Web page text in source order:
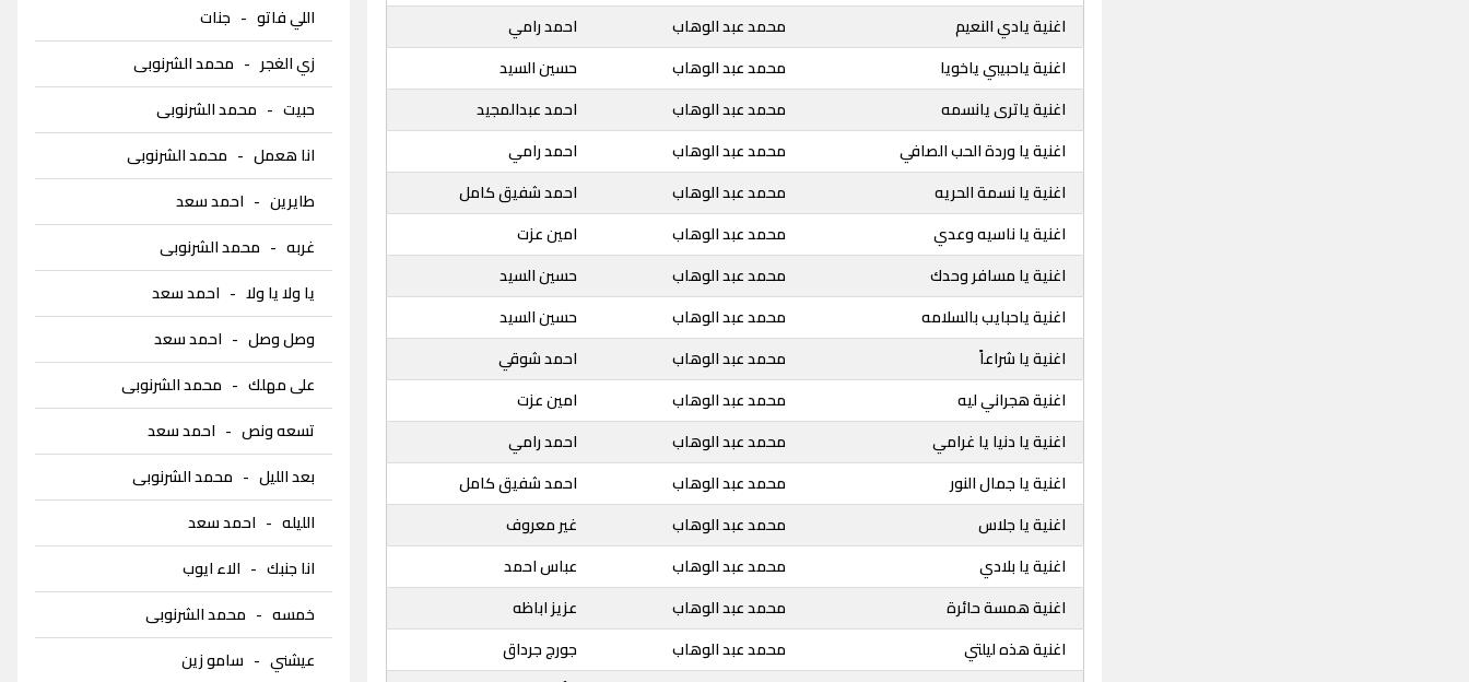
اغنية يادي النعيم
محمد عبد الوهاب
احمد رامي
اغنية ياحبيبي ياخويا
محمد عبد الوهاب
حسين السيد
اغنية ياترى يانسمه
محمد عبد الوهاب
احمد عبدالمجيد
اغنية يا وردة الحب الصافي
محمد عبد الوهاب
احمد رامي
اغنية يا نسمة الحريه
محمد عبد الوهاب
احمد شفيق كامل
اغنية يا ناسيه وعدي
محمد عبد الوهاب
امين عزت
اغنية يا مسافر وحدك
محمد عبد الوهاب
حسين السيد
اغنية ياحبايب بالسلامه
محمد عبد الوهاب
حسين السيد
اغنية يا شراعاً
محمد عبد الوهاب
احمد شوقي
اغنية هجراني ليه
محمد عبد الوهاب
امين عزت
اغنية يا دنيا يا غرامي
محمد عبد الوهاب
احمد رامي
اغنية يا جمال النور
محمد عبد الوهاب
احمد شفيق كامل
اغنية يا جلاس
محمد عبد الوهاب
غير معروف
اغنية يا بلادي
محمد عبد الوهاب
عباس احمد
اغنية همسة حائرة
محمد عبد الوهاب
عزيز اباظه
اغنية هذه ليلتي
محمد عبد الوهاب
جورج جرداق
اللي فاتو- جنات
زي الغجر - محمد الشرنوبى
حبيت- محمد الشرنوبى
انا هعمل- محمد الشرنوبى
طايرين- احمد سعد
غربه- محمد الشرنوبى
يا ولا يا ولا- احمد سعد
وصل وصل- احمد سعد
على مهلك- محمد الشرنوبى
تسعه ونص- احمد سعد
بعد الليل- محمد الشرنوبى
الليله- احمد سعد
انا جنبك- الاء ايوب
خمسه- محمد الشرنوبى
عيشني- سامو زين